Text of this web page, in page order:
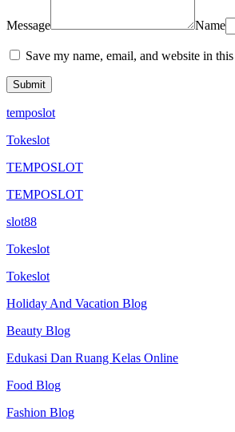
Message Name
Save my name, email, and website in
temposlot
Tokeslot
TEMPOSLOT
TEMPOSLOT
slot88
Tokeslot
Tokeslot
Holiday And Vacation Blog
Beauty Blog
Edukasi Dan Ruang Kelas Online
Food Blog
Fashion Blog